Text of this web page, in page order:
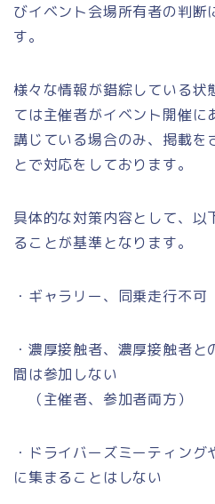
びイベント会場所有者の判断
す。
様々な情報が錯綜している状
ては主催者がイベント開催に
講じている場合のみ、掲載を
とで対応をしております。
具体的な対策内容として、以
ることが基準となります。
・ギャラリー、同乗走行不可
・濃厚接触者、濃厚接触者
間は参加しない
（主催者、参加者両方）
・ドライバーズミーティン
に集まることはしない